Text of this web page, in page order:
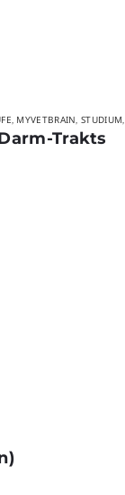
, MYVETBRAIN,STUDIUM,
Trakts